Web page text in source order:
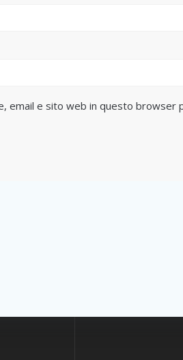
email e sito web in questo browser